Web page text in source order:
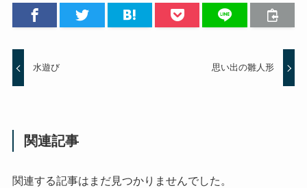
水遊び 思い出の雛人形
関連記事
関連する記事はまだ見つかりませんでした。